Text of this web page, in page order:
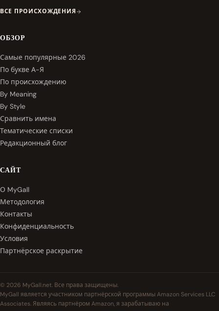
ВСЕ ПРОИСХОЖДЕНИЯ
ОБЗОР
Самые популярные 2026
По букве А-Я
По происхождению
By Meaning
By Style
Сравнить имена
Тематические списки
Редакционный блог
САЙТ
О MyGall
Методология
Контакты
Конфиденциальность
Условия
Партнёрское раскрытие
© 2026 MyGall.net. Все права защищены.
MyGall является участником партнёрской программы Amazon Services LLC
Associates. Являясь партнёром Amazon, я зарабатываю на